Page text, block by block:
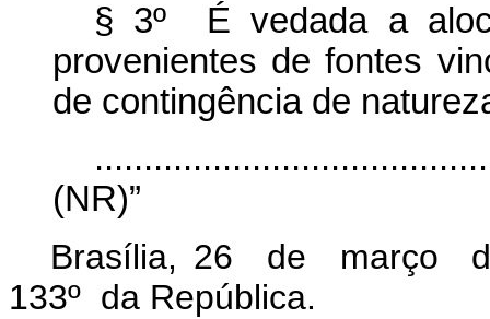
§ 3º É vedada a
provenientes de fontes
de contingência de
(NR)”
Brasília, 26 de março
133º da República.